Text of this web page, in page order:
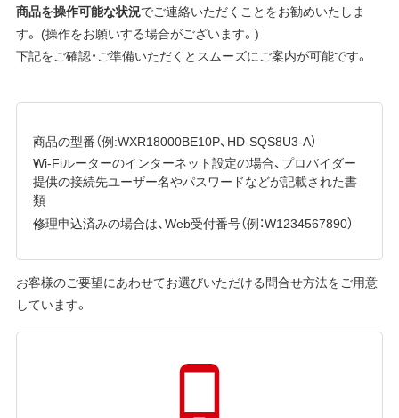
商品を操作可能な状況でご連絡いただくことをお勧めいたしま
す。 (操作をお願いする場合がございます。)
下記をご確認・ご準備いただくとスムーズにご案内が可能です。
商品の型番（例:WXR18000BE10P、HD-SQS8U3-A）
Wi-Fiルーターのインターネット設定の場合、プロバイダー
提供の接続先ユーザー名やパスワードなどが記載された書
類
修理申込済みの場合は、Web受付番号（例：W1234567890）
お客様のご要望にあわせてお選びいただける問合せ方法をご用意
しています。